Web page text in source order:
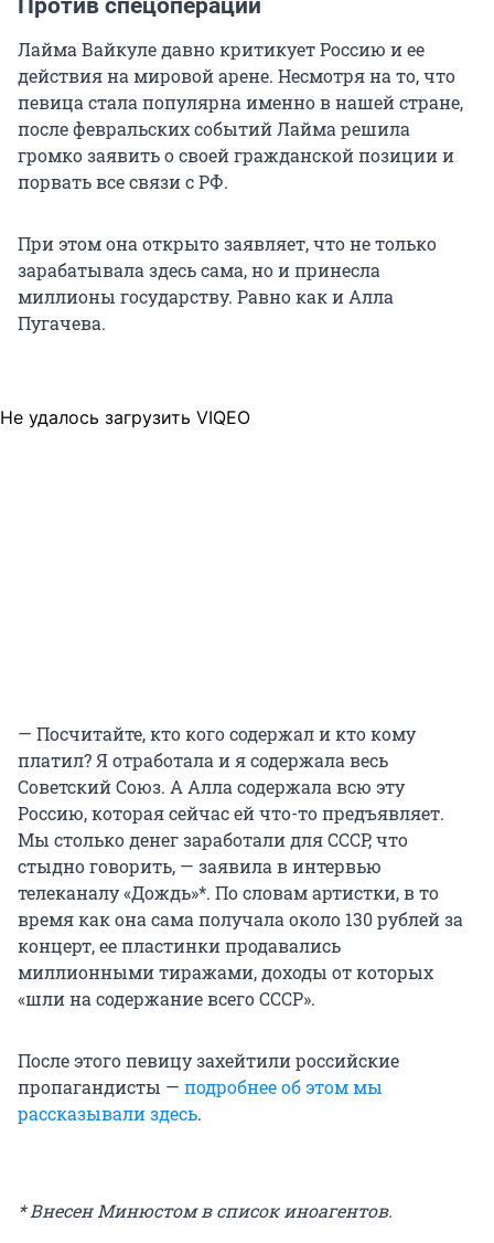
Против спецоперации
Лайма Вайкуле давно критикует Россию и ее
действия на мировой арене. Несмотря на то, что
певица стала популярна именно в нашей стране,
после февральских событий Лайма решила
громко заявить о своей гражданской позиции и
порвать все связи с РФ.
При этом она открыто заявляет, что не только
зарабатывала здесь сама, но и принесла
миллионы государству. Равно как и Алла
Пугачева.
Не удалось загрузить VIQEO
— Посчитайте, кто кого содержал и кто кому
платил? Я отработала и я содержала весь
Советский Союз. А Алла содержала всю эту
Россию, которая сейчас ей что-то предъявляет.
Мы столько денег заработали для СССР, что
стыдно говорить, — заявила в интервью
телеканалу «Дождь»*. По словам артистки, в то
время как она сама получала около 130 рублей за
концерт, ее пластинки продавались
миллионными тиражами, доходы от которых
«шли на содержание всего СССР».
После этого певицу захейтили российские
пропагандисты — подробнее об этом мы
рассказывали здесь.
* Внесен Минюстом в список иноагентов.